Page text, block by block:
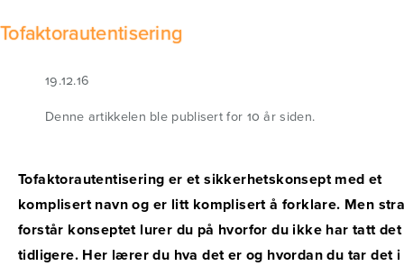
Tofaktorautentisering
19.12.16
Denne artikkelen ble publisert for 10 år siden.
Tofaktorautentisering er et sikkerhetskonsept med et
komplisert navn og er litt komplisert å forklare. Men
forstår konseptet lurer du på hvorfor du ikke har tatt
tidligere. Her lærer du hva det er og hvordan du tar det